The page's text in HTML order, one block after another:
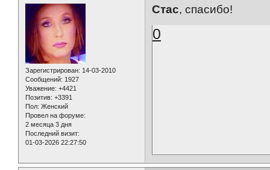
Зарегистрирован: 14-03-2010
Сообщений: 1927
Уважение: +4421
Позитив: +3391
Пол: Женский
Провел на форуме:
2 месяца 3 дня
Последний визит:
01-03-2026 22:27:50
Стас, спасибо!
0